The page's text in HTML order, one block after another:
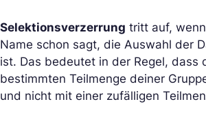
Selektionsverzerrung tritt auf,
Name schon sagt, die Auswahl der
ist. Das bedeutet in der Regel, dass
bestimmten Teilmenge deiner
und nicht mit einer zufälligen